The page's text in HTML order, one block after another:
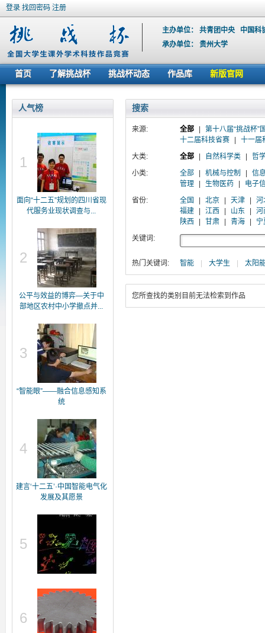
登录 找回密码 注册
主办单位：共青团中央
中国科
承办单位：贵州大学
首页 了解挑战杯 挑战杯动态 作品库 新版官网
人气榜
1
面向“十二五”规划的四川省现
代服务业现状调查与...
2
公平与效益的博弈—关于中
部地区农村中小学撤点并...
3
“智能眼”——融合信息感知系
统
4
建言‘十二五’·中国智能电气化
发展及其愿景
5
6
搜索
来源: 全部
第十八届“挑战杯”
十二届科技省赛
十一届
大类:
全部 自然科学类
哲
小类:
全部 机械与控制
信
管理
生物医药
电子
省份:
全国 北京 天津
河
福建
江西 山东
河
陕西
甘肃 青海
宁
关键词:
热门关键词: 智能 大学生 太阳
您所查找的类别目前无法检索到作品